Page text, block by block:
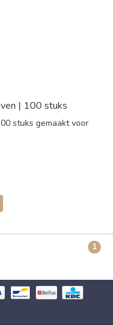
| 100 stuks
stuks gemaakt voor
1